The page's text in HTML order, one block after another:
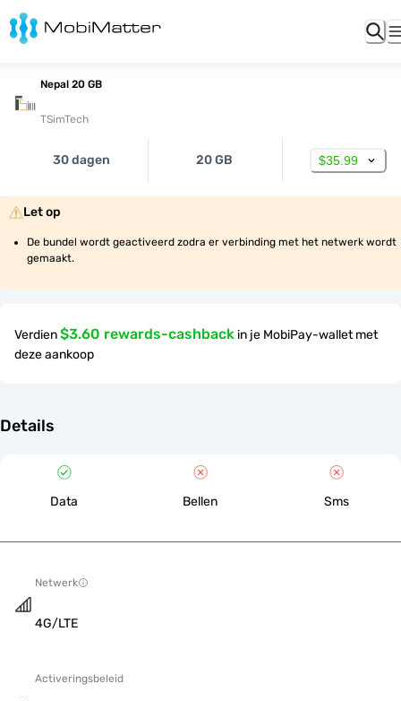
Nepal 20 GB
TSimTech
30 dagen 20 GB $35.99
Let op
De bundel wordt geactiveerd zodra er verbinding met het netwerk wordt
gemaakt.
Verdien$3.60 rewards-cashback in je MobiPay-wallet met
deze aankoop
Details
Data Bellen Sms
Netwerk
4G/LTE
Activeringsbeleid